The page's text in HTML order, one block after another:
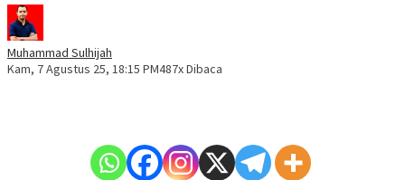
Muhammad Sulhijah
Kam, 7 Agustus 25, 18:15 PM487x Dibaca